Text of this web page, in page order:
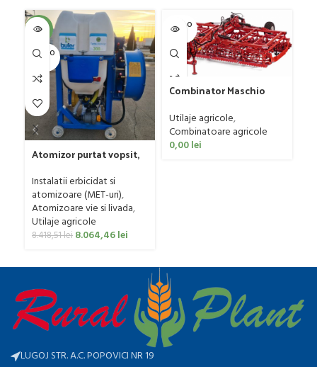
-4%
SOLD O
UT
Atomizor purtat vopsit,
Bufer, model Ronda
Clasic, 200 litri
Instalatii erbicidat si
atomizoare (MET-uri),
Atomizoare vie si livada,
Utilaje agricole
8.418,51lei 8.064,46lei
SOLD O
UT
Combinator Maschio
Sandokan, 120-190 CP
Utilaje agricole,
Combinatoare agricole
0,00lei
LUGOJ STR. A.C. POPOVICI NR 19